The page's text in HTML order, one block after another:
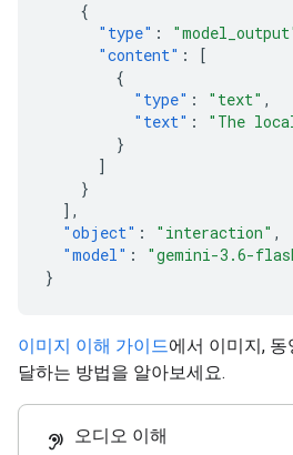
{
"type" :
"content" :
[
{
"type" : "text" ,
"text" :
"The
}
]
}
],
"object" : "interaction" ,
"model" : "gemini-3.6-
}
이미지 이해 가이드에서 이미지,
달하는 방법을 알아보세요.
hearing 오디오 이해